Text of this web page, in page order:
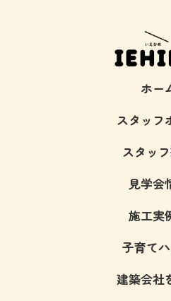
ホー
スタッフ
スタッ
見学会
施工実
子育て
建築会社